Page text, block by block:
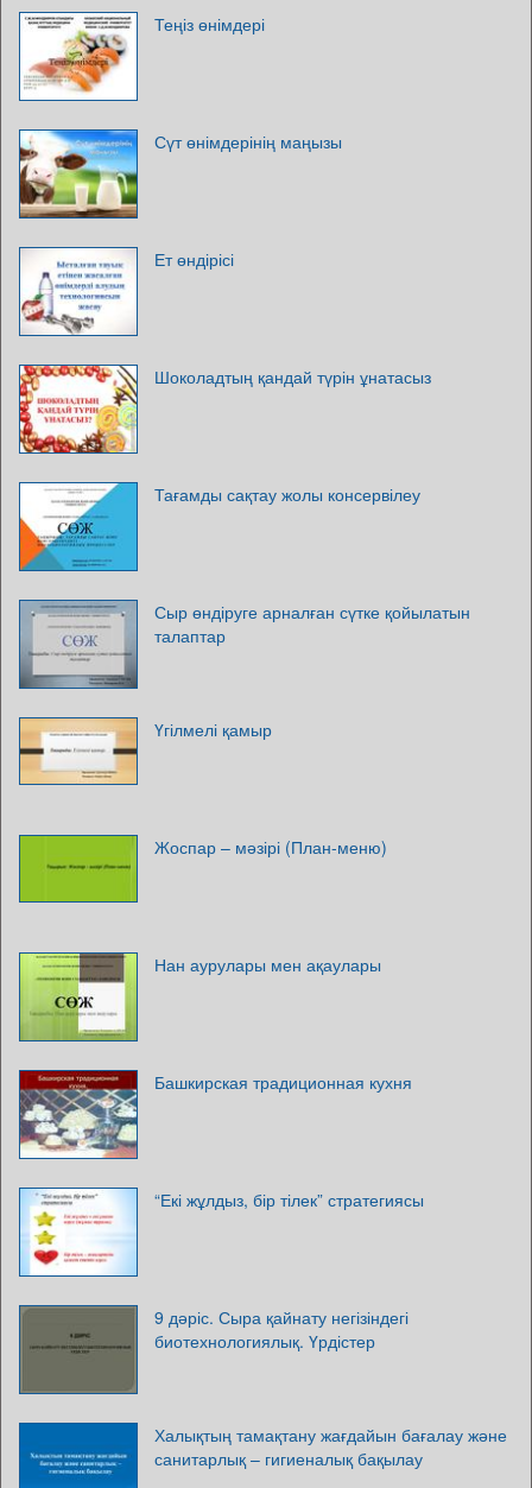
Теңіз өнімдері
Сүт өнімдерінің маңызы
Ет өндірісі
Шоколадтың қандай түрін ұнатасыз
Тағамды сақтау жолы консервілеу
Сыр өндіруге арналған сүтке қойылатын
талаптар
Үгілмелі қамыр
Жоспар – мәзірі (План-меню)
Нан аурулары мен ақаулары
Башкирская традиционная кухня
“Екі жұлдыз, бір тілек” стратегиясы
9 дәріс. Сыра қайнату негізіндегі
биотехнологиялық. Үрдістер
Халықтың тамақтану жағдайын бағалау және
санитарлық – гигиеналық бақылау